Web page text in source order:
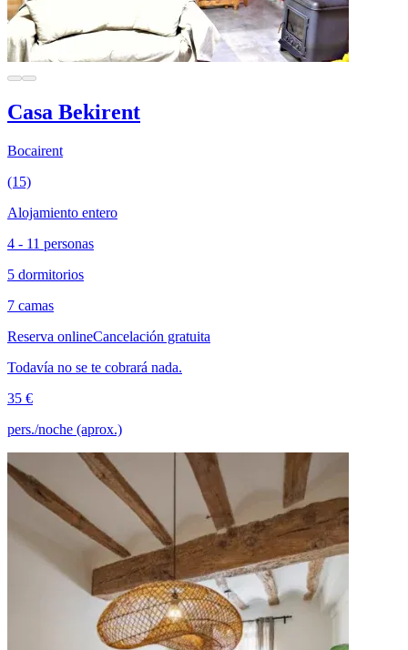
Casa Bekirent
Bocairent
(15)
Alojamiento entero
4 - 11 personas
5 dormitorios
7 camas
Reserva onlineCancelación gratuita
Todavía no se te cobrará nada.
35 €
pers./noche (aprox.)